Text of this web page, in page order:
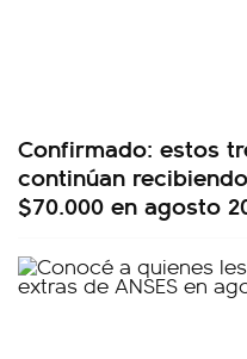
Confirmado: estos
continúan
$70.000 en agosto